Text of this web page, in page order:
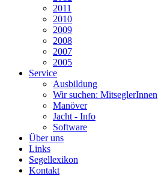
2011
2010
2009
2008
2007
2005
Service
Ausbildung
Wir suchen: MitseglerInnen
Manöver
Jacht - Info
Software
Über uns
Links
Segellexikon
Kontakt